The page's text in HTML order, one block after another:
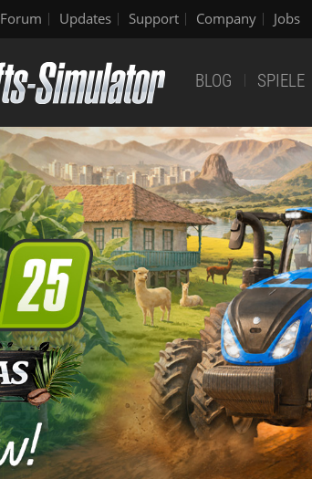
Forum Updates Support Company Jobs
BLOG SPIELE